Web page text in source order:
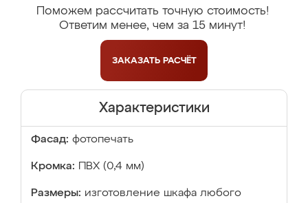
Поможем рассчитать точную стоимость!
Ответим менее, чем за 15 минут!
ЗАКАЗАТЬ РАСЧЁТ
Характеристики
Фасад: фотопечать
Кромка: ПВХ (0,4 мм)
Размеры: изготовление шкафа любого